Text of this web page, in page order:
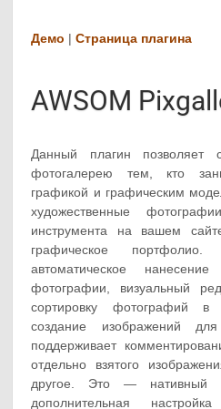
Демо |Страница плагина
AWSOM
Данный плагин позволяет
фотогалерею тем, кто
графикой и графическим
художественные
инструмента на вашем
графическое портфолио.
автоматическое
фотографии, визуальный
сортировку фотографий в
создание изображений
поддерживает
отдельно взятого
другое. Это — нативный
дополнительная